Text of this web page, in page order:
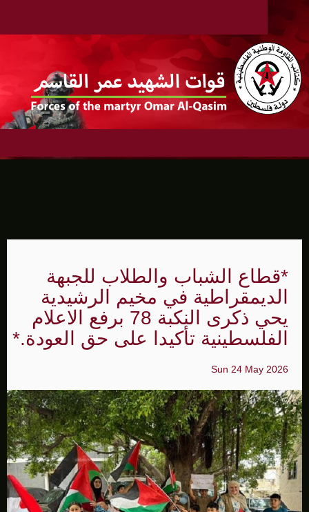
*قطاع الشباب والطلاب للجبهة
الديمقراطية في مخيم الرشيدية
يحي ذكرى النكبة 78 برفع الاعلام
الفلسطينية تأكيدا على حق العودة.*
Sun 24 May 2026